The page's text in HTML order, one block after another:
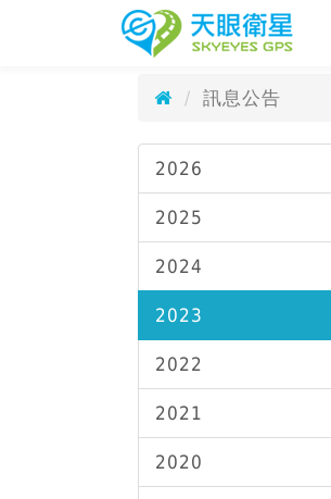
訊息公告News
訊息公告
2026
2025
2024
2023
2022
2021
2020